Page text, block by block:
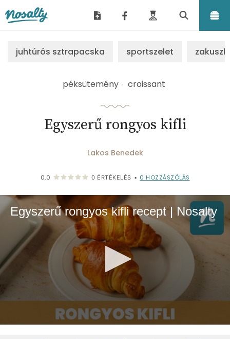
juhtúrós sztrapacska sportszelet
péksütemény croissant
Egyszerű rongyos kifli
Lakos Benedek
0,0 0 ÉRTÉKELÉS • 0 HOZZÁSZÓLÁS
Egyszerű rongyos kifli recept | Nosalty